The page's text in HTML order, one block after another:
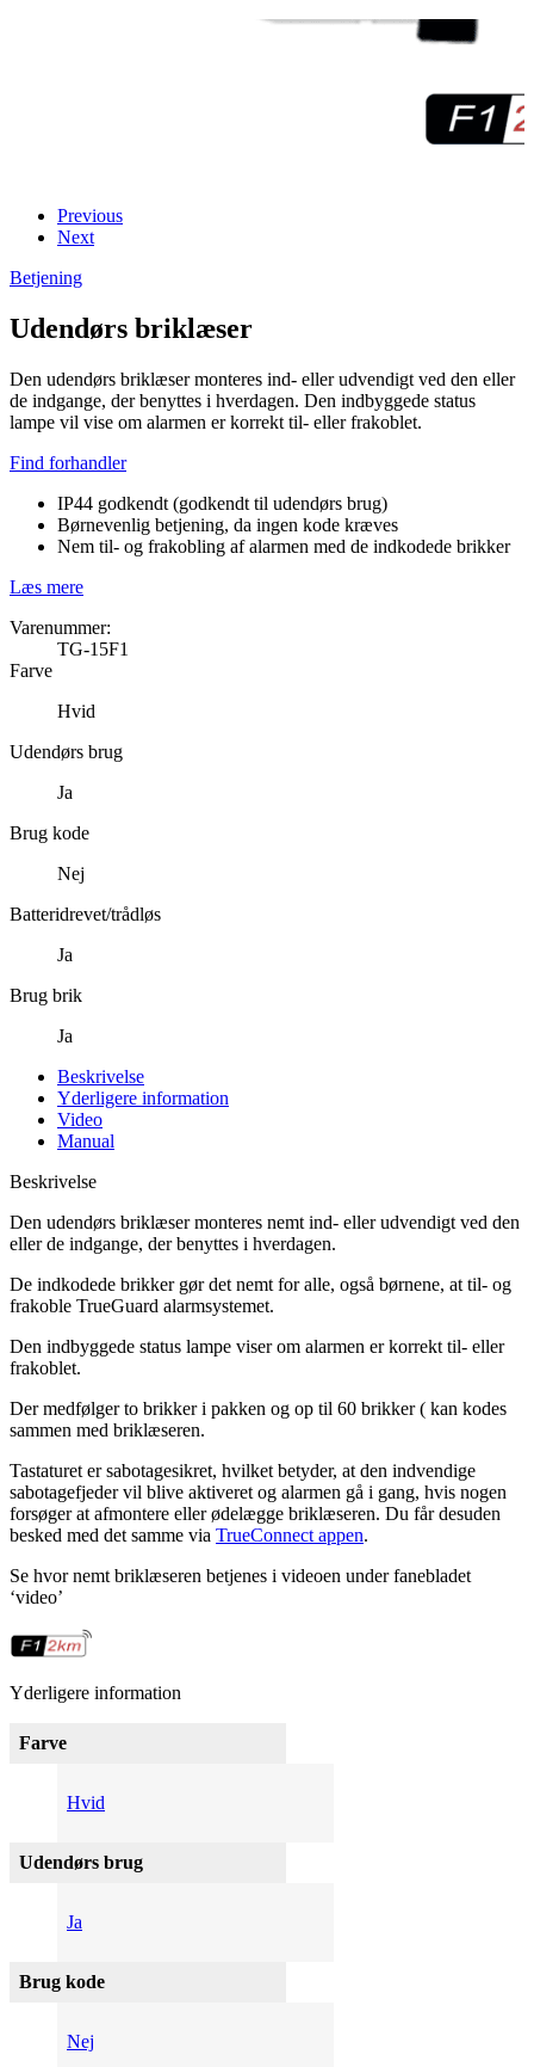
Previous
Next
Betjening
Udendørs briklæser
Den udendørs briklæser monteres ind- eller udvendigt ved den eller
de indgange, der benyttes i hverdagen. Den indbyggede status
lampe vil vise om alarmen er korrekt til- eller frakoblet.
Find forhandler
IP44 godkendt (godkendt til udendørs brug)
Børnevenlig betjening, da ingen kode kræves
Nem til- og frakobling af alarmen med de indkodede brikker
Læs mere
Varenummer:
TG-15F1
Farve
Hvid
Udendørs brug
Ja
Brug kode
Nej
Batteridrevet/trådløs
Ja
Brug brik
Ja
Beskrivelse
Yderligere information
Video
Manual
Beskrivelse
Den udendørs briklæser monteres nemt ind- eller udvendigt ved den
eller de indgange, der benyttes i hverdagen.
De indkodede brikker gør det nemt for alle, også børnene, at til- og
frakoble TrueGuard alarmsystemet.
Den indbyggede status lampe viser om alarmen er korrekt til- eller
frakoblet.
Der medfølger to brikker i pakken og op til 60 brikker ( kan kodes
sammen med briklæseren.
Tastaturet er sabotagesikret, hvilket betyder, at den indvendige
sabotagefjeder vil blive aktiveret og alarmen gå i gang, hvis nogen
forsøger at afmontere eller ødelægge briklæseren. Du får desuden
besked med det samme via TrueConnect appen.
Se hvor nemt briklæseren betjenes i videoen under fanebladet
‘video’
Yderligere information
Farve
Hvid
Udendørs brug
Ja
Brug kode
Nej